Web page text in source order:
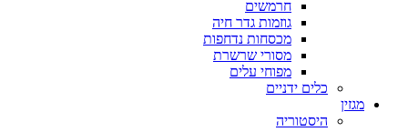
חרמשים
גוזמות גדר חיה
מכסחות נדחפות
מסורי שרשרת
מפוחי עלים
כלים ידניים
מגזין
היסטוריה